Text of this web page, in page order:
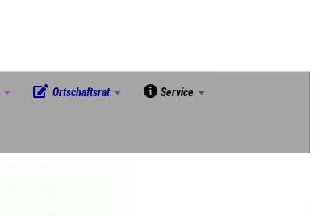
Ortschaftsrat Service